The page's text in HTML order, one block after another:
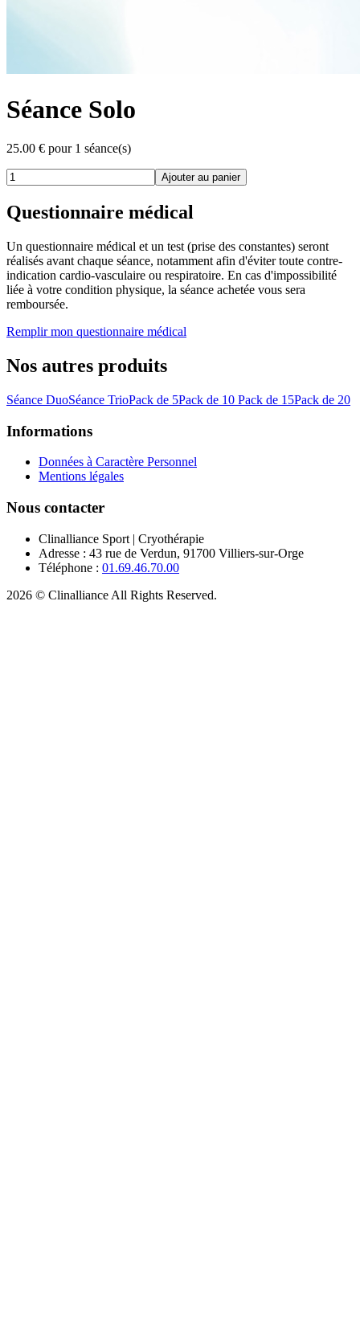
Séance Solo
25.00 € pour 1 séance(s)
Ajouter au panier
Questionnaire médical
Un questionnaire médical et un test (prise des constantes) seront
réalisés avant chaque séance, notamment afin d'éviter toute contre-
indication cardio-vasculaire ou respiratoire. En cas d'impossibilité
liée à votre condition physique, la séance achetée vous sera
remboursée.
Remplir mon questionnaire médical
Nos autres produits
Séance DuoSéance TrioPack de 5Pack de 10 Pack de 15Pack de 20
Informations
Données à Caractère Personnel
Mentions légales
Nous contacter
Clinalliance Sport | Cryothérapie
Adresse : 43 rue de Verdun, 91700 Villiers-sur-Orge
Téléphone : 01.69.46.70.00
2026 © Clinalliance All Rights Reserved.